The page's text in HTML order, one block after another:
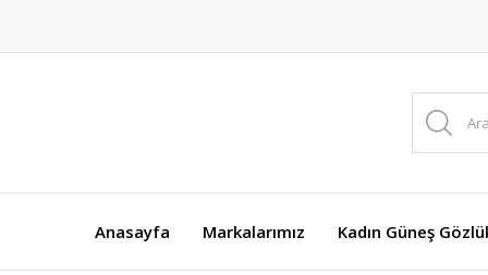
Anasayfa Markalarımız Kadın Güneş